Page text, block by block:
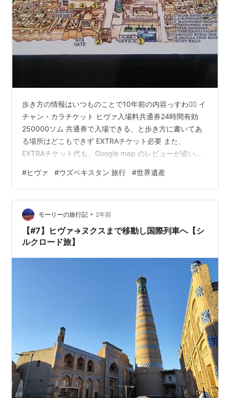
歩き方の情報はいつものことで10年前の内容っすわ😮‍💨 イ
チャン・カラチケット ヒヴァ入場料共通券24時間有効
250000ソム 共通券で入場できる、と歩き方に書いてあ
る場所はどこもできず EXTRAチケット必要 また、
EXTRAチケット代も、Google map のレビューが追いつ
けでもバカにならんから レビューチェックして入るか決
めたほうがいいですな🤔 例EXTRAチケット ヌルラボイ宮
殿 2025.4.25現在 160000ソム ﾜｼは入らず(ブハラで金持
ちの家見学したので) 城壁は各ゲートごと別料金 100000
ソム 高い塔 1…
#ヒヴァ #ウズベキスタン 旅行 #世界遺産
モーリーの旅行記 • 2年前
【#7】ヒヴァ→ヌクスまで移動し国際列車へ【シ
ルクロード旅】